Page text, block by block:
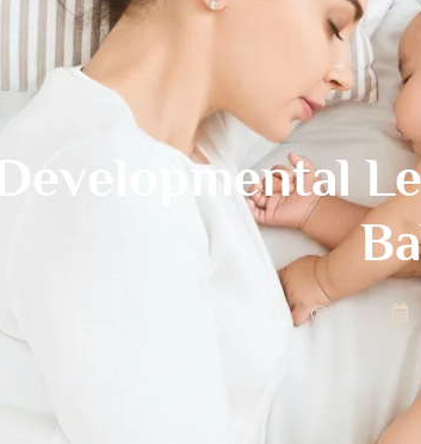
Developmental